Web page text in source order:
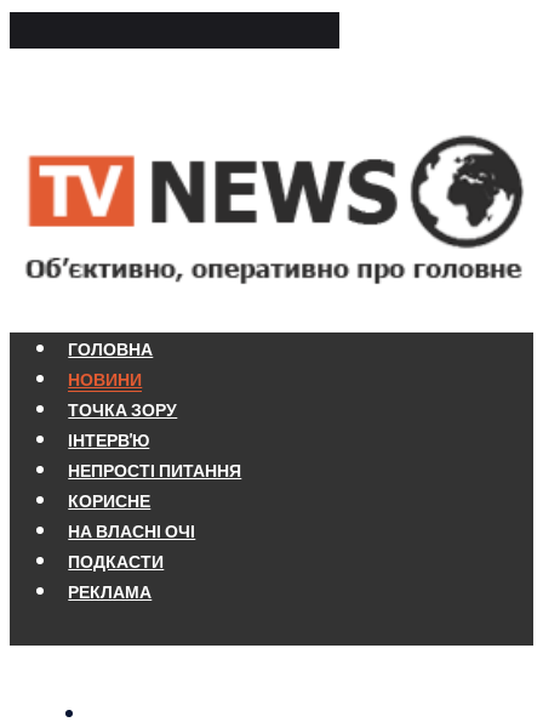
ГОЛОВНА
НОВИНИ
ТОЧКА ЗОРУ
ІНТЕРВ'Ю
НЕПРОСТІ ПИТАННЯ
КОРИСНЕ
НА ВЛАСНІ ОЧІ
ПОДКАСТИ
РЕКЛАМА